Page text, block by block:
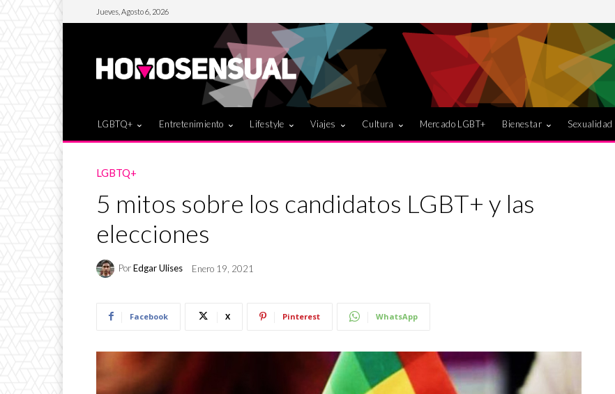
Jueves, Agosto 6, 2026
LGBTQ+ Entretenimiento Lifestyle Viajes Cultura Mercado LGBT+ Bienestar Sexualidad
LGBTQ+
5 mitos sobre los candidatos LGBT+ y las
elecciones
PorEdgar Ulises Enero 19, 2021
Facebook X Pinterest WhatsApp